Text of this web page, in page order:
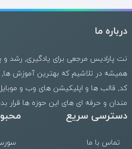
درباره ما
نت پارادیس مرجعی برای یادگیری,
همیشه در تلاشیم که بهترینآموزش ها,
کد, قالب ها و اپلیکیشن های وب و
مندان و حرفه ای های این حوزه ها قرار
دسترسی سریع
تماس با ما